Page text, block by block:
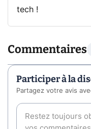
tech !
Commentaires
Participer à la
Partagez votre avis